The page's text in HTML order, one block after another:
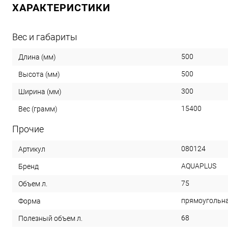
ХАРАКТЕРИСТИКИ
Вес и габариты
Длина (мм) 500
Высота (мм) 500
Ширина (мм) 300
Вес (грамм) 15400
Прочие
Артикул 080124
Бренд AQUAPLUS
Объем л. 75
Форма
Полезный объем л. 68